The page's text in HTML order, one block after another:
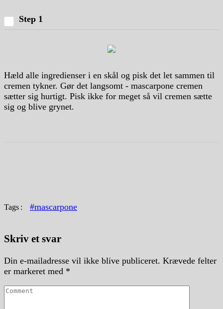
Step 1
Hæld alle ingredienser i en skål og pisk det let sammen til
cremen tykner. Gør det langsomt - mascarpone cremen
sætter sig hurtigt. Pisk ikke for meget så vil cremen sætte
sig og blive grynet.
Tags #mascarpone
Skriv et svar
Din e-mailadresse vil ikke blive publiceret. Krævede felter
er markeret med *
Comment